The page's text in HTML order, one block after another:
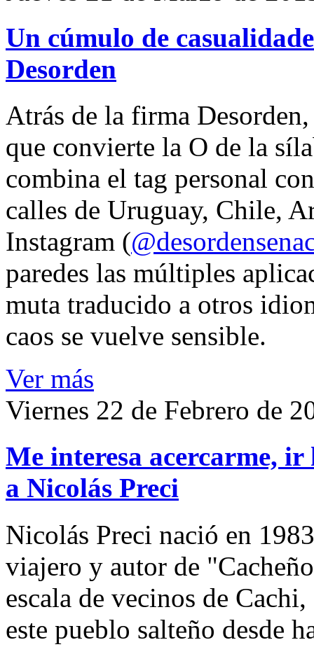
Un cúmulo de
Desorden
Atrás de la firma
que convierte la O de la
combina el tag personal
calles de Uruguay, Chile,
Instagram (
paredes las múltiples
muta traducido a otros
caos se vuelve sensible.
Ver más
Viernes 22 de Febrero de
Me interesa acercarme,
a Nicolás Preci
Nicolás Preci nació en
viajero y autor de
escala de vecinos de
este pueblo salteño desde